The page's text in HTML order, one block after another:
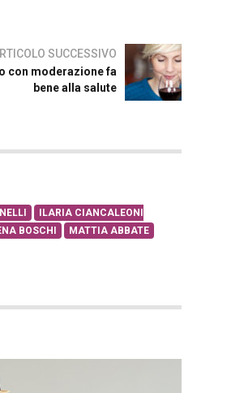
SUCCESSIVO
con moderazione fa
bene alla salute
ILARIA CIANCALEONI
BOSCHI
MATTIA ABBATE